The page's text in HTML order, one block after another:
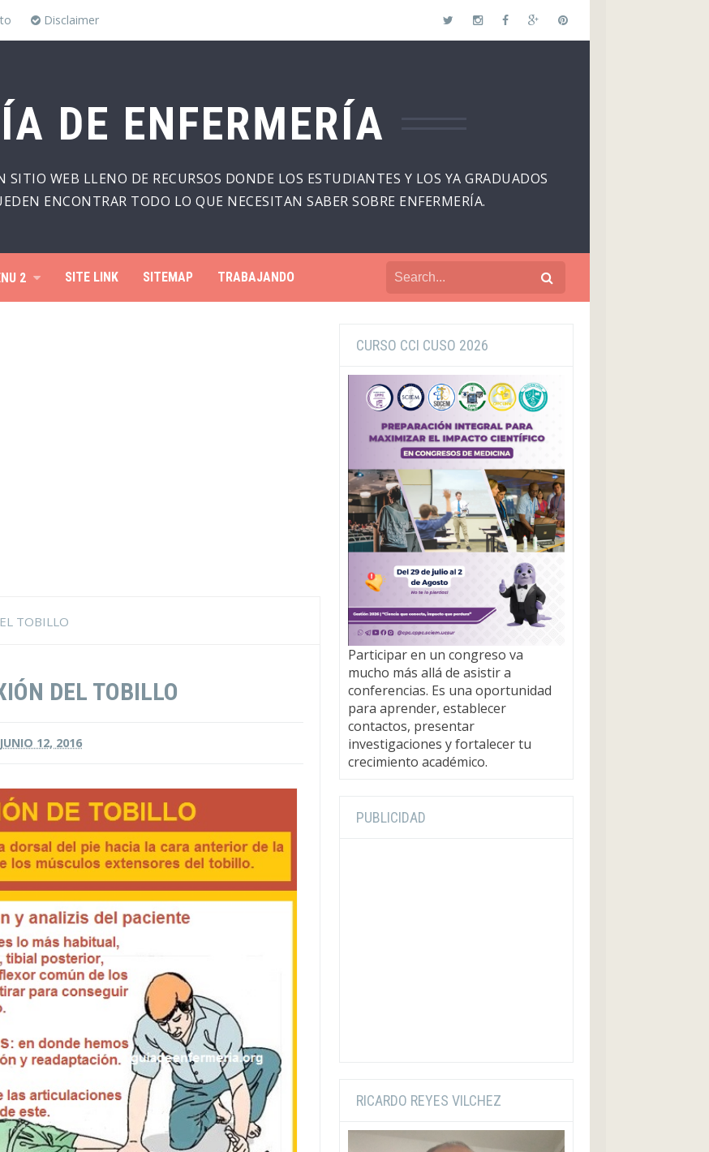
Disclaimer
DE ENFERMERÍA
SITIO WEB LLENO DE RECURSOS DONDE LOS ESTUDIANTES Y LOS YA GRADUADOS
ENCONTRAR TODO LO QUE NECESITAN SABER SOBRE ENFERMERÍA.
2 SITE LINK SITEMAP TRABAJANDO
TOBILLO
DEL TOBILLO
JUNIO 12, 2016
CURSO CCI CUSO 2026
Participar en un congreso va
mucho más allá de asistir a
conferencias. Es una oportunidad
para aprender, establecer
contactos, presentar
investigaciones y fortalecer tu
crecimiento académico.
PUBLICIDAD
RICARDO REYES VILCHEZ